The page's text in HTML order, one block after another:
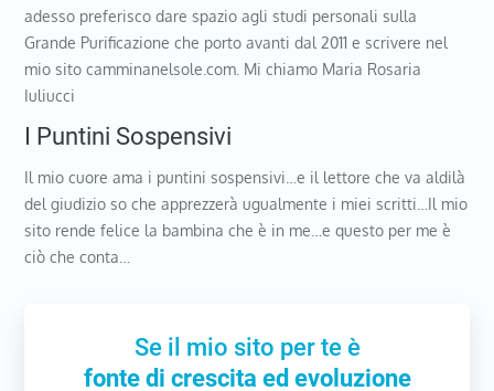
adesso preferisco dare spazio agli studi personali sulla
Grande Purificazione che porto avanti dal 2011 e scrivere nel
mio sito camminanelsole.com. Mi chiamo Maria Rosaria
Iuliucci
I Puntini Sospensivi
Il mio cuore ama i puntini sospensivi…e il lettore che va aldilà
del giudizio so che apprezzerà ugualmente i miei scritti…Il mio
sito rende felice la bambina che è in me…e questo per me è
ciò che conta…
Se il mio sito per te è
fonte di crescita ed evoluzione